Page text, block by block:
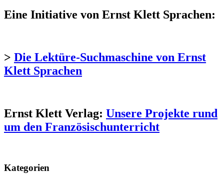
Eine Initiative von Ernst Klett Sprachen:
> Die Lektüre-Suchmaschine von Ernst
Klett Sprachen
Ernst Klett Verlag: Unsere Projekte rund
um den Französischunterricht
Kategorien